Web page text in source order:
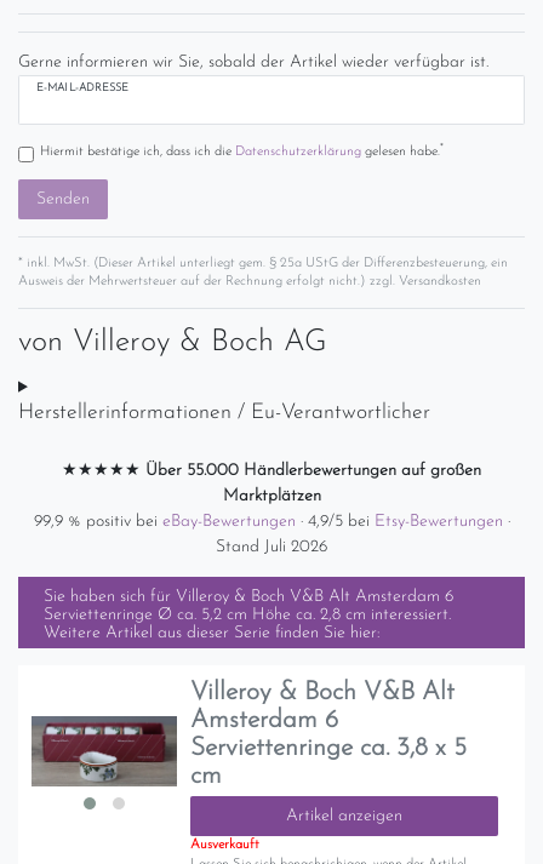
Gerne informieren wir Sie, sobald der Artikel wieder verfügbar ist.
E-MAIL-ADRESSE
Hiermit bestätige ich, dass ich die Daten­schutz­erklärunggelesen habe.*
Senden
* inkl. MwSt. (Dieser Artikel unterliegt gem. § 25a UStG der Differenzbesteuerung, ein
Ausweis der Mehrwertsteuer auf der Rechnung erfolgt nicht.) zzgl. Versandkosten
von Villeroy & Boch AG
Herstellerinformationen / Eu-Verantwortlicher
★★★★★ Über 55.000 Händlerbewertungen auf großen
Marktplätzen
99,9 % positiv bei eBay-Bewertungen · 4,9/5 bei Etsy-Bewertungen ·
Stand Juli 2026
Sie haben sich für Villeroy & Boch V&B Alt Amsterdam 6
Serviettenringe Ø ca. 5,2 cm Höhe ca. 2,8 cm interessiert.
Weitere Artikel aus dieser Serie finden Sie hier:
Villeroy & Boch V&B Alt
Amsterdam 6
Serviettenringe ca. 3,8 x 5
cm
Artikel anzeigen
Ausverkauft